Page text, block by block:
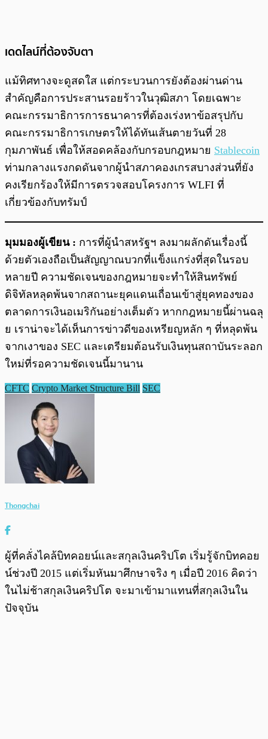
เดดไลน์ที่ต้องจับตา
แม้ทิศทางจะดูสดใส แต่กระบวนการยังต้องผ่านด่าน
สำคัญคือการประสานรอยร้าวในวุฒิสภา โดยเฉพาะ
คณะกรรมาธิการการธนาคารที่ต้องเร่งหาข้อสรุปกับ
คณะกรรมาธิการเกษตรให้ได้ทันเส้นตายวันที่ 28
กุมภาพันธ์ เพื่อให้สอดคล้องกับกรอบกฎหมาย Stablecoin
ท่ามกลางแรงกดดันจากผู้นำสภาคองเกรสบางส่วนที่ยัง
คงเรียกร้องให้มีการตรวจสอบโครงการ WLFI ที่
เกี่ยวข้องกับทรัมป์
มุมมองผู้เขียน : การที่ผู้นำสหรัฐฯ ลงมาผลักดันเรื่องนี้
ด้วยตัวเองถือเป็นสัญญาณบวกที่แข็งแกร่งที่สุดในรอบ
หลายปี ความชัดเจนของกฎหมายจะทำให้สินทรัพย์
ดิจิทัลหลุดพ้นจากสถานะยุคแดนเถื่อนเข้าสู่ยุคทองของ
ตลาดการเงินอเมริกันอย่างเต็มตัว หากกฎหมายนี้ผ่านฉลุ
ย เราน่าจะได้เห็นการข่าวดีของเหรียญหลัก ๆ ที่หลุดพ้น
จากเงาของ SEC และเตรียมต้อนรับเงินทุนสถาบันระลอก
ใหม่ที่รอความชัดเจนนี้มานาน
CFTC Crypto Market Structure Bill SEC
Thongchai
ผู้ที่คลั่งไคล้บิทคอยน์และสกุลเงินคริปโต เริ่มรู้จักบิทคอย
น์ช่วงปี 2015 แต่เริ่มหันมาศึกษาจริง ๆ เมื่อปี 2016 คิดว่า
ในไม่ช้าสกุลเงินคริปโต จะมาเข้ามาแทนที่สกุลเงินใน
ปัจจุบัน